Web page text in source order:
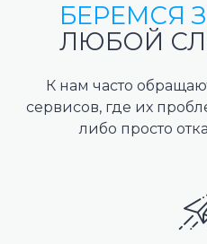
БЕРЕМСЯ
ЛЮБОЙ
К нам часто
сервисов, где их
либо просто